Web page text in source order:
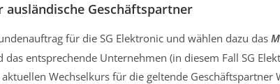
ausländische Geschäftspartner
für die SG Elektronic und wählen dazu das
das entsprechende Unternehmen (in diesem Fall SG
Wechselkurs für die geltende Geschäftspartner